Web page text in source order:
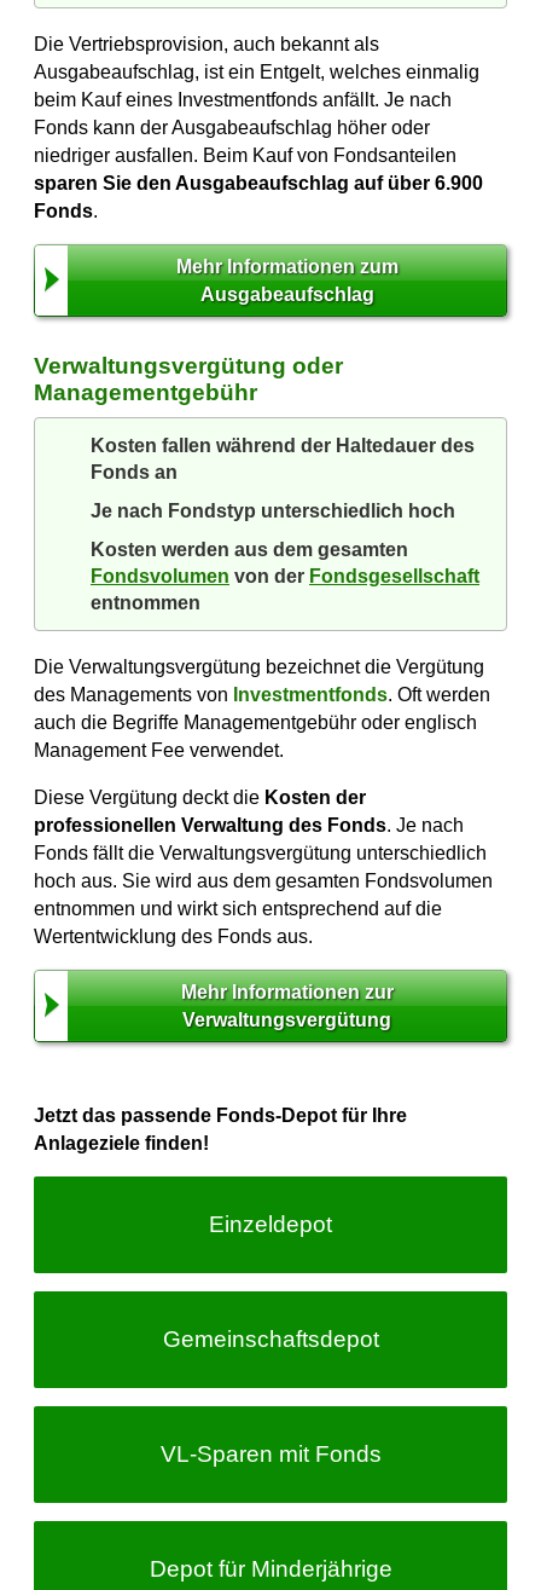
Die Vertriebsprovision, auch bekannt als
Ausgabeaufschlag, ist ein Entgelt, welches einmalig
beim Kauf eines Investmentfonds anfällt. Je nach
Fonds kann der Ausgabeaufschlag höher oder
niedriger ausfallen. Beim Kauf von Fondsanteilen
sparen Sie den Ausgabeaufschlag auf über 6.900
Fonds.
Mehr Informationen zum
Ausgabeaufschlag
Verwaltungsvergütung oder
Managementgebühr
Kosten fallen während der Haltedauer des
Fonds an
Je nach Fondstyp unterschiedlich hoch
Kosten werden aus dem gesamten
Fondsvolumen von der Fondsgesellschaft
entnommen
Die Verwaltungsvergütung bezeichnet die Vergütung
des Managements von Investmentfonds. Oft werden
auch die Begriffe Managementgebühr oder englisch
Management Fee verwendet.
Diese Vergütung deckt die Kosten der
professionellen Verwaltung des Fonds. Je nach
Fonds fällt die Verwaltungsvergütung unterschiedlich
hoch aus. Sie wird aus dem gesamten Fondsvolumen
entnommen und wirkt sich entsprechend auf die
Wertentwicklung des Fonds aus.
Mehr Informationen zur
Verwaltungsvergütung
Jetzt das passende Fonds-Depot für Ihre
Anlageziele finden!
Einzeldepot
Gemeinschafts­depot
VL-Sparen mit Fonds
Depot für Minderjährige